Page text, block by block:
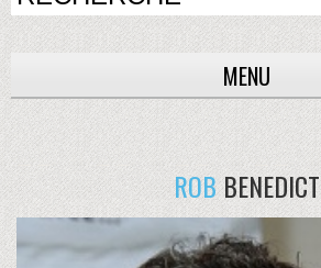
MENU
ROBBENEDICT